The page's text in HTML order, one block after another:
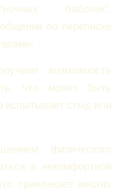
бабочек”.
по переписке
возможность
что может быть
испытывает стыд или
физического
в некомфортной
привлекает многих